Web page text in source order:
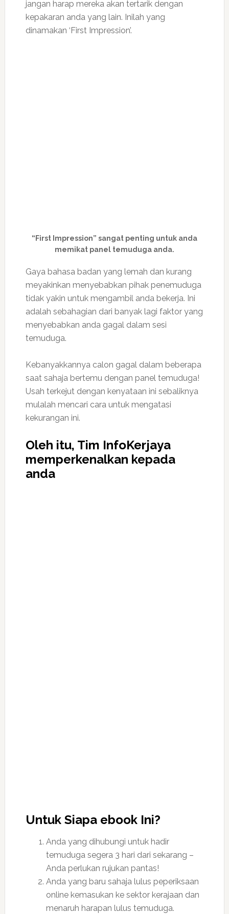
jangan harap mereka akan tertarik dengan
kepakaran anda yang lain. Inilah yang
dinamakan ‘First Impression’.
“First Impression” sangat penting untuk anda
memikat panel temuduga anda.
Gaya bahasa badan yang lemah dan kurang
meyakinkan menyebabkan pihak penemuduga
tidak yakin untuk mengambil anda bekerja. Ini
adalah sebahagian dari banyak lagi faktor yang
menyebabkan anda gagal dalam sesi
temuduga.
Kebanyakkannya calon gagal dalam beberapa
saat sahaja bertemu dengan panel temuduga!
Usah terkejut dengan kenyataan ini sebaliknya
mulalah mencari cara untuk mengatasi
kekurangan ini.
Oleh itu, Tim InfoKerjaya
memperkenalkan kepada
anda
Untuk Siapa ebook Ini?
Anda yang dihubungi untuk hadir
temuduga segera 3 hari dari sekarang –
Anda perlukan rujukan pantas!
Anda yang baru sahaja lulus peperiksaan
online kemasukan ke sektor kerajaan dan
menaruh harapan lulus temuduga.